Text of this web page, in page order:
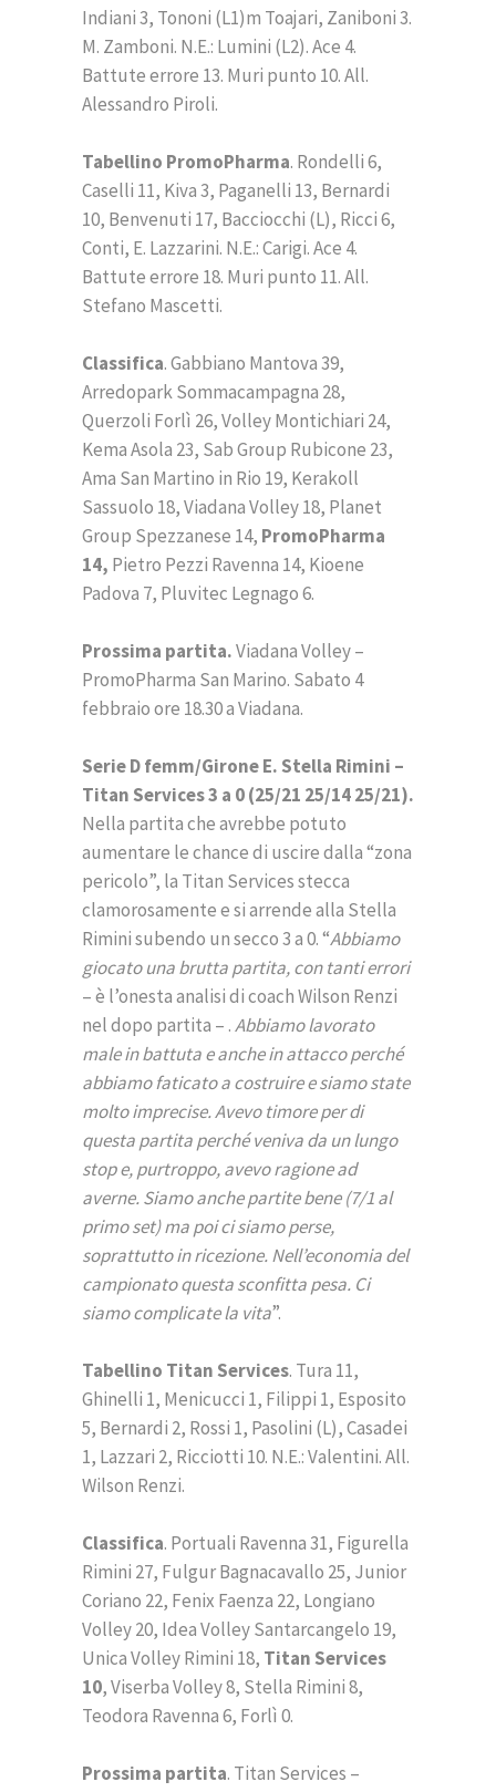
Indiani 3, Tononi (L1)m Toajari, Zaniboni 3.
M. Zamboni. N.E.: Lumini (L2). Ace 4.
Battute errore 13. Muri punto 10. All.
Alessandro Piroli.
Tabellino PromoPharma. Rondelli 6,
Caselli 11, Kiva 3, Paganelli 13, Bernardi
10, Benvenuti 17, Bacciocchi (L), Ricci 6,
Conti, E. Lazzarini. N.E.: Carigi. Ace 4.
Battute errore 18. Muri punto 11. All.
Stefano Mascetti.
Classifica. Gabbiano Mantova 39,
Arredopark Sommacampagna 28,
Querzoli Forlì 26, Volley Montichiari 24,
Kema Asola 23, Sab Group Rubicone 23,
Ama San Martino in Rio 19, Kerakoll
Sassuolo 18, Viadana Volley 18, Planet
Group Spezzanese 14, PromoPharma
14, Pietro Pezzi Ravenna 14, Kioene
Padova 7, Pluvitec Legnago 6.
Prossima partita.Viadana Volley –
PromoPharma San Marino. Sabato 4
febbraio ore 18.30 a Viadana.
Serie D femm/Girone E. Stella Rimini –
Titan Services 3 a 0 (25/21 25/14 25/21).
Nella partita che avrebbe potuto
aumentare le chance di uscire dalla “zona
pericolo”, la Titan Services stecca
clamorosamente e si arrende alla Stella
Rimini subendo un secco 3 a 0. “Abbiamo
giocato una brutta partita, con tanti errori
– è l’onesta analisi di coach Wilson Renzi
nel dopo partita – .Abbiamo lavorato
male in battuta e anche in attacco perché
abbiamo faticato a costruire e siamo state
molto imprecise. Avevo timore per di
questa partita perché veniva da un lungo
stop e, purtroppo, avevo ragione ad
averne. Siamo anche partite bene (7/1 al
primo set) ma poi ci siamo perse,
soprattutto in ricezione. Nell’economia del
campionato questa sconfitta pesa. Ci
siamo complicate la vita”.
Tabellino Titan Services. Tura 11,
Ghinelli 1, Menicucci 1, Filippi 1, Esposito
5, Bernardi 2, Rossi 1, Pasolini (L), Casadei
1, Lazzari 2, Ricciotti 10. N.E.: Valentini. All.
Wilson Renzi.
Classifica. Portuali Ravenna 31, Figurella
Rimini 27, Fulgur Bagnacavallo 25, Junior
Coriano 22, Fenix Faenza 22, Longiano
Volley 20, Idea Volley Santarcangelo 19,
Unica Volley Rimini 18, Titan Services
10, Viserba Volley 8, Stella Rimini 8,
Teodora Ravenna 6, Forlì 0.
Prossima partita. Titan Services –